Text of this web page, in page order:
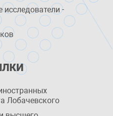
-
Лобачевского